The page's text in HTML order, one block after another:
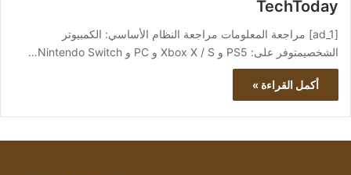
TechToday
[ad_1] مراجعة المعلومات مراجعة النظام الأساسي: الكمبيوتر
الشخصيمتوفر على: PS5 و Xbox X / S و PC و Nintendo Switch…
أكمل القراءة »